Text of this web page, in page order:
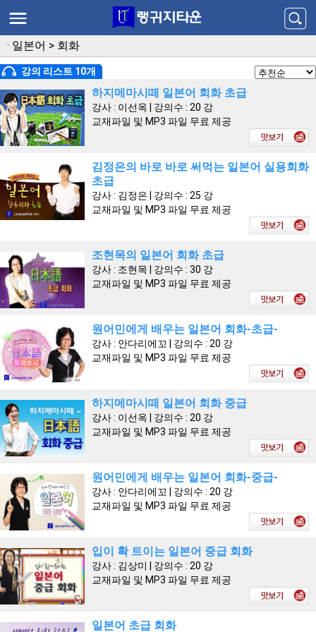
· 일본어 > 회화
강의 리스트 10개
하지메마시떼 일본어 회화 초급
강사 : 이선옥 | 강의수 : 20 강
교재파일 및 MP3 파일 무료 제공
김정은의 바로 바로 써먹는 일본어 실용회화
초급
강사 : 김정은 | 강의수 : 25 강
교재파일 및 MP3 파일 무료 제공
조현목의 일본어 회화 초급
강사 : 조현목 | 강의수 : 30 강
교재파일 및 MP3 파일 무료 제공
원어민에게 배우는 일본어 회화-초급-
강사 : 안다리에꼬 | 강의수 : 20 강
교재파일 및 MP3 파일 무료 제공
하지메마시떼 일본어 회화 중급
강사 : 이선옥 | 강의수 : 20 강
교재파일 및 MP3 파일 무료 제공
원어민에게 배우는 일본어 회화-중급-
강사 : 안다리에꼬 | 강의수 : 20 강
교재파일 및 MP3 파일 무료 제공
입이 확 트이는 일본어 중급 회화
강사 : 김상미 | 강의수 : 20 강
교재파일 및 MP3 파일 무료 제공
일본어 초급 회화